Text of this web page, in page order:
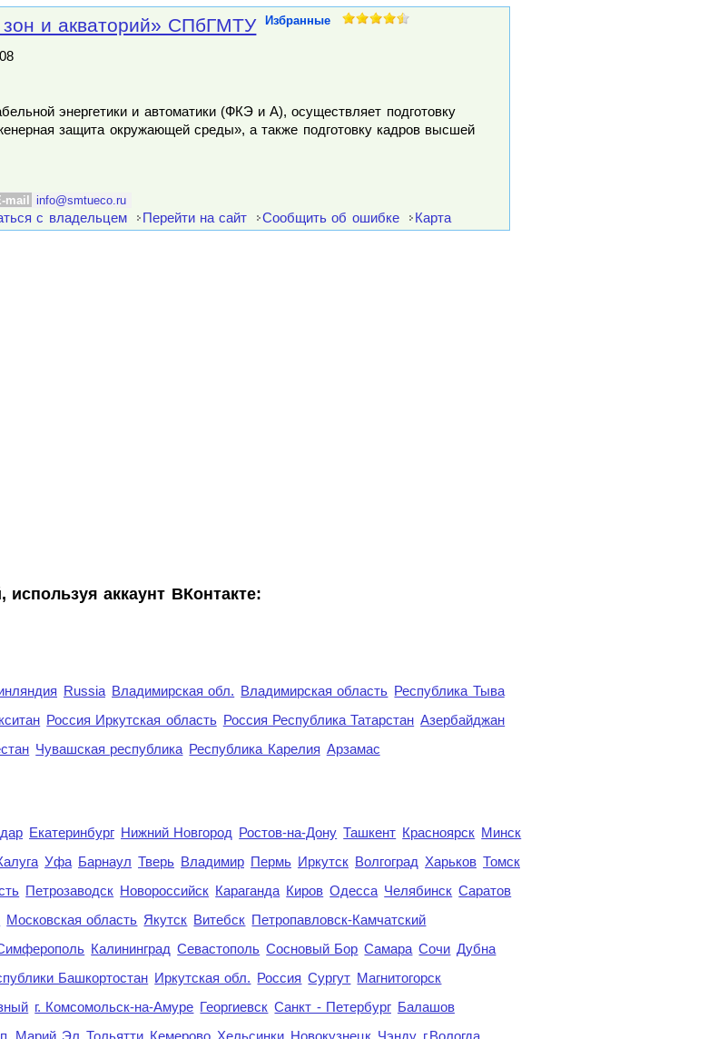
и акваторий» СПбГМТУ Избранные
энергетики и автоматики (ФКЭ и А), осуществляет подготовку
защита окружающей среды», а также подготовку кадров высшей
mail info@smtueco.ru
с владельцем Перейти на сайт Сообщить об ошибке Карта
аккаунт ВКонтакте:
Russia Владимирская обл. Владимирская область Республика Тыва
Россия Иркутская область Россия Республика Татарстан Азербайджан
Чувашская республика Республика Карелия Арзамас
Екатеринбург Нижний Новгород Ростов-на-Дону Ташкент Красноярск Минск
Уфа Барнаул Тверь Владимир Пермь Иркутск Волгоград Харьков Томск
Петрозаводск Новороссийск Караганда Киров Одесса Челябинск Саратов
Московская область Якутск Витебск Петропавловск-Камчатский
Калининград Севастополь Сосновый Бор Самара Сочи Дубна
Башкортостан Иркутская обл. Россия Сургут Магнитогорск
г. Комсомольск-на-Амуре Георгиевск Санкт - Петербург Балашов
Марий Эл Тольятти Кемерово Хельсинки Новокузнецк Чэнду г.Вологда